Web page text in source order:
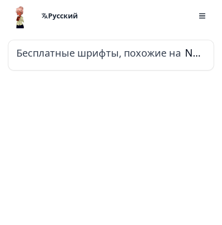
Русский
Бесплатные шрифты, похожие на Noto Sans Shavian